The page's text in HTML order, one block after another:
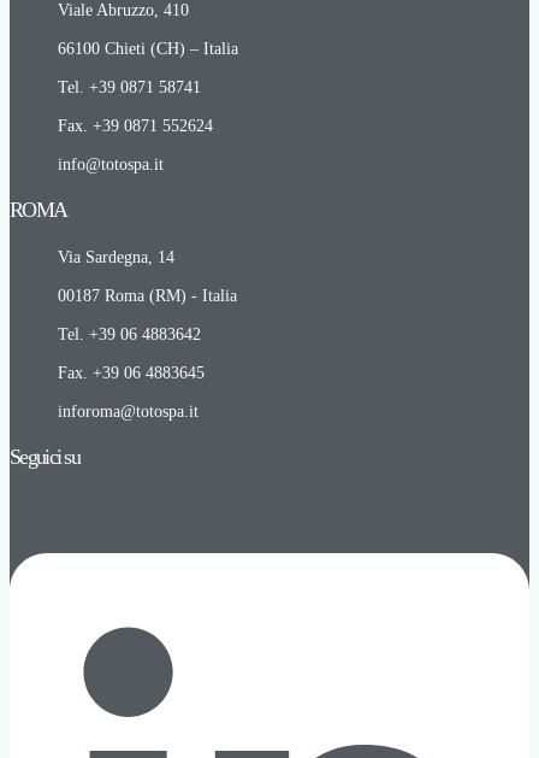
Viale Abruzzo, 410
66100 Chieti (CH) – Italia
Tel. +39 0871 58741
Fax. +39 0871 552624
info@totospa.it
ROMA​
Via Sardegna, 14
00187 Roma (RM) - Italia
Tel. +39 06 4883642
Fax. +39 06 4883645
inforoma@totospa.it
Seguici su